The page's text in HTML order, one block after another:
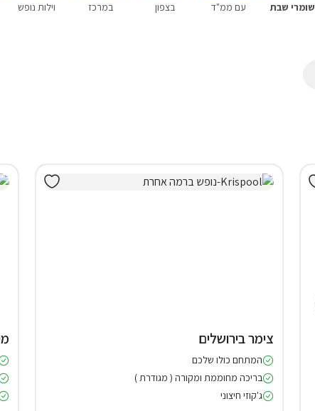
שומרי שבת עם ממ"ד בצפון במרכז וילות נופש
צימר בירושלים
המתחם כולו שלכם
בריכה מחוממת ומקורה ( מגודרת )
ג'קוזי חיצוני